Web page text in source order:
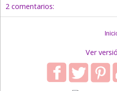
2 comentarios:
Ver